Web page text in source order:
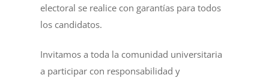
electoral se realice con garantías para todos
los candidatos.
Invitamos a toda la comunidad universitaria
a participar con responsabilidad y